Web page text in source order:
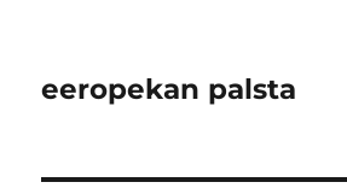
eeropekan palsta